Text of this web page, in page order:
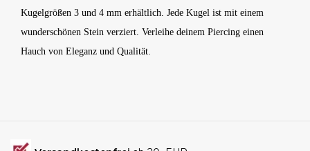
Kugelgrößen 3 und 4 mm erhältlich. Jede Kugel ist mit einem
wunderschönen Stein verziert. Verleihe deinem Piercing einen
Hauch von Eleganz und Qualität.